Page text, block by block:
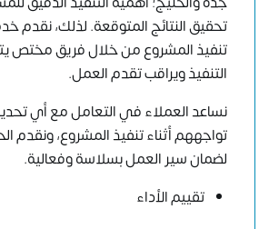
تحقيق النتائج المتوقعة. لذلك، نقدم
تنفيذ المشروع من خلال فريق مختص
التنفيذ ويراقب تقدم العمل.
نساعد العملاء في التعامل مع أي
تواجههم أثناء تنفيذ المشروع، ونقدم
لضمان سير العمل بسلاسة وفعالية.
تقييم الأداء